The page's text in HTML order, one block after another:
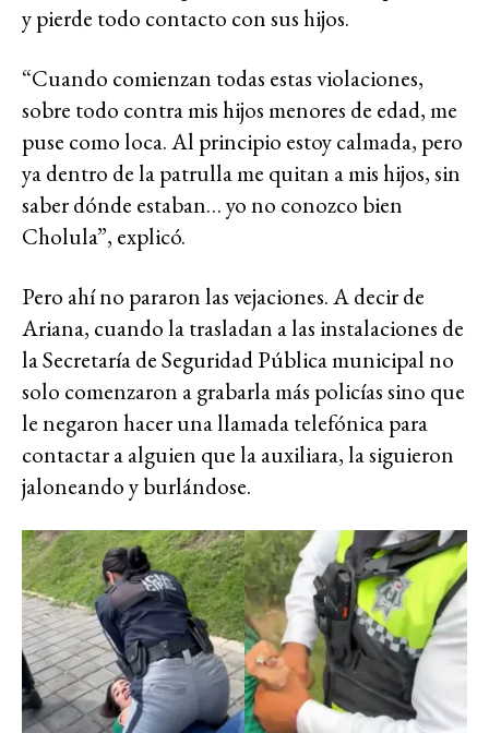
y pierde todo contacto con sus hijos.
“Cuando comienzan todas estas violaciones,
sobre todo contra mis hijos menores de edad, me
puse como loca. Al principio estoy calmada, pero
ya dentro de la patrulla me quitan a mis hijos, sin
saber dónde estaban… yo no conozco bien
Cholula”, explicó.
Pero ahí no pararon las vejaciones. A decir de
Ariana, cuando la trasladan a las instalaciones de
la Secretaría de Seguridad Pública municipal no
solo comenzaron a grabarla más policías sino que
le negaron hacer una llamada telefónica para
contactar a alguien que la auxiliara, la siguieron
jaloneando y burlándose.